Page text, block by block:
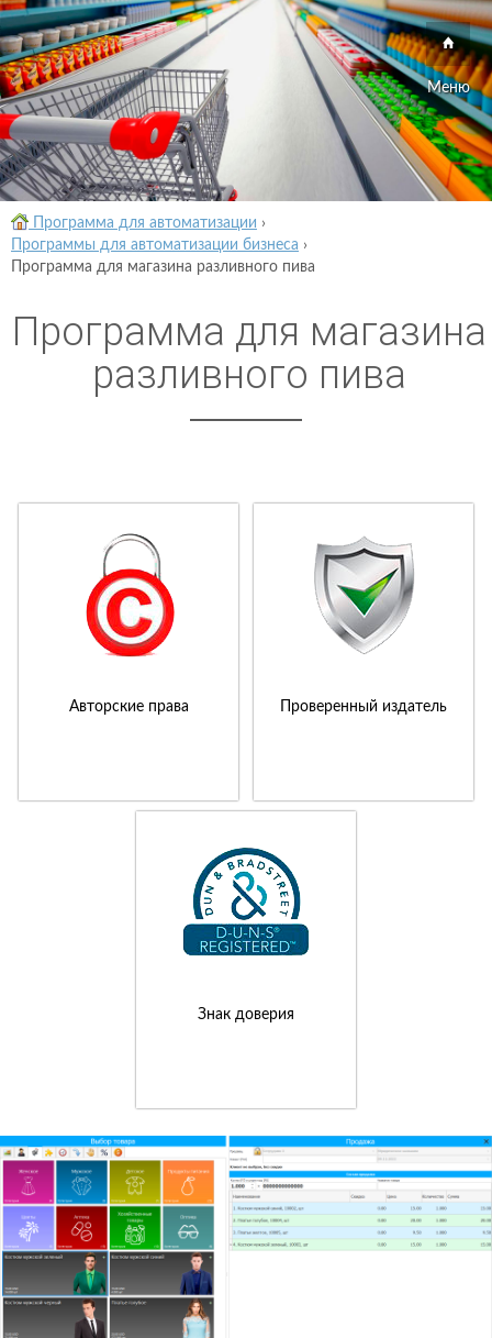
Меню
Программа для автоматизации ›
Программы для автоматизации бизнеса ›
Программа для магазина разливного пива
Программа для магазина
разливного пива
Авторские права Проверенный издатель
Знак доверия